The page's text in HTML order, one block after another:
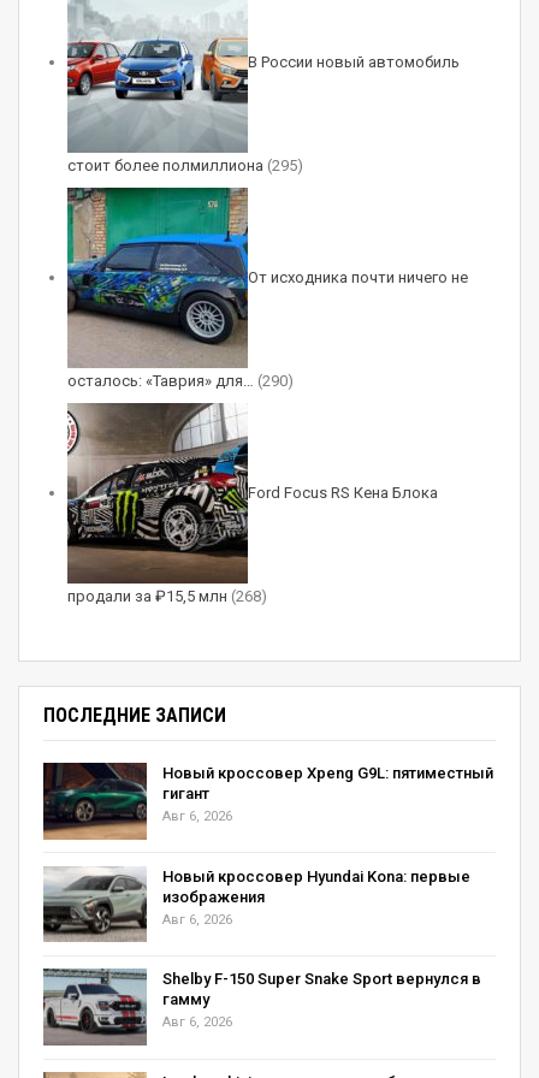
1 / 4
Chevrolet Sonic с допами
2 / 4
Chevrolet Sonic с допами
RELATED POSTS
Новый кроссовер Xpeng G9L: пятиместный
гигант
Авг 6, 2026
Новый кроссовер Hyundai Kona: первые
Shelby F-150 Super Snake Sport вернулся в
3 / 4
Chevrolet Sonic с допами
4 / 4
В России новый автомобиль
стоит более полмиллиона (295)
От исходника почти ничего не
осталось: «Таврия» для… (290)
Ford Focus RS Кена Блока
продали за ₽15,5 млн (268)
ПОСЛЕДНИЕ ЗАПИСИ
Новый кроссовер Xpeng G9L: пятиместный
гигант
Авг 6, 2026
Новый кроссовер Hyundai Kona: первые
изображения
Авг 6, 2026
Shelby F-150 Super Snake Sport вернулся в
гамму
Авг 6, 2026